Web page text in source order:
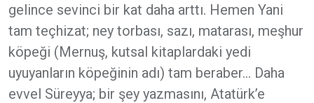
gelince sevinci bir kat daha arttı. Hemen Yani
tam teçhizat; ney torbası, sazı, matarası, meşhur
köpeği (Mernuş, kutsal kitaplardaki yedi
uyuyanların köpeğinin adı) tam beraber... Daha
evvel Süreyya; bir şey yazmasını, Atatürk’e